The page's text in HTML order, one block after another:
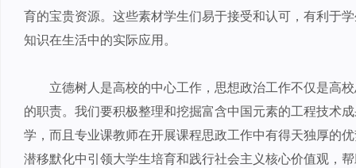
育的宝贵资源。这些素材学生们易于接受和认可，有利于
知识在生活中的实际应用。
立德树人是高校的中心工作，思想政治工作不仅是高
的职责。我们要积极整理和挖掘富含中国元素的工程技术
学，而且专业课教师在开展课程思政工作中有得天独厚的
潜移默化中引领大学生培育和践行社会主义核心价值观，